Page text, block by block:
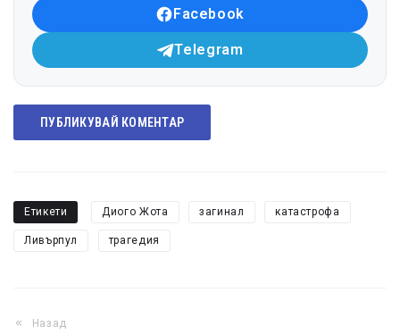
Facebook
Telegram
ПУБЛИКУВАЙ КОМЕНТАР
Етикети Диого Жота загинал катастрофа
Ливърпул трагедия
Назад